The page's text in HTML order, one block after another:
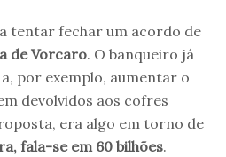
tentar fechar um acordo de
de Vorcaro. O banqueiro já
por exemplo, aumentar o
devolvidos aos cofres
era algo em torno de
fala-se em 60 bilhões.